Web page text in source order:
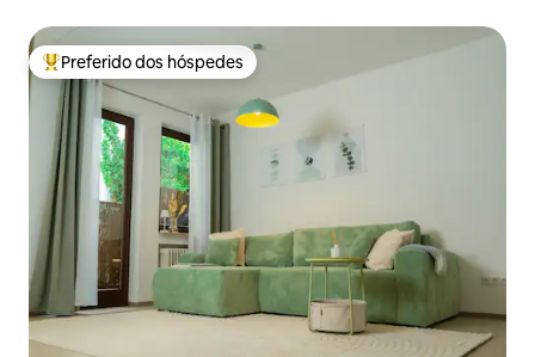
Entre os melhores preferidos dos hóspedes
Preferido dos hóspedes